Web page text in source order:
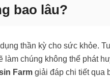
bao lâu?
thần kỳ cho sức khỏe.
làm chúng không thể phát
Farm giải đáp chi tiết qua